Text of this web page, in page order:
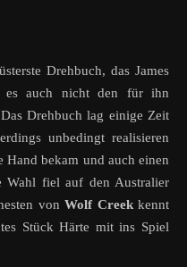
Drehbuch, das James
es auch nicht den für ihn
Drehbuch lag einige Zeit
unbedingt realisieren
bekam und auch einen
Wahl fiel auf den Australier
von Wolf Creekkennt
Stück Härte mit ins Spiel